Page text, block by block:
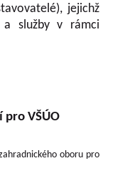
jejichž
a služby v rámci
pro VŠÚO
oboru pro